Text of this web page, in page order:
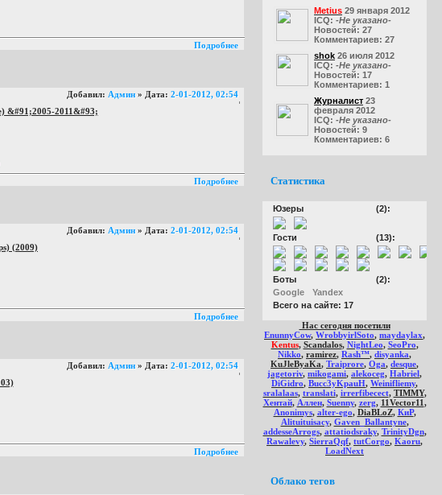
Metius 29 января 2012
ICQ: -Не указано-
Новостей: 27
Комментариев: 27
shok 26 июля 2012
ICQ: -Не указано-
Новостей: 17
Комментариев: 1
Журналист 23
февраля 2012
ICQ: -Не указано-
Новостей: 9
Комментариев: 6
Статистика
Юзеры (2):
Гости (13):
Боты
(2):
Google
Yandex
Всего на сайте: 17
Нас сегодня посетили
EnunnyCow, WrobbyirlSoto, maydaylax,
Kentus, Scandalos, NightLeo, SeoPro,
Nikko, ramirez, Rash™, disyanka,
KuJleByaKa, Traiprore, Oga, desque,
jagetoriv, mikogami, alekoceg, Habriel,
DiGidro, Bucc3yKpauH, Weinifliemy,
sralalaas, translati, irrerfibecect, TIMMY,
Хентай, Аллен, Suenny, zerg, 11Vector11,
Anonimys, alter-ego, DiaBLoZ, КиР,
Alituituisacy, Gaven_Ballantyne,
addesseArrogs, attatiodsraky, TrinityDgn,
Rawalevy, SierraQqf, tutCorgo, Kaoru,
LoadNext
Облако тегов
Подробнее
Добавил: Админ » Дата: 2-01-2012, 02:54
Подробнее
Добавил: Админ » Дата: 2-01-2012, 02:54
Подробнее
Добавил: Админ » Дата: 2-01-2012, 02:54
Подробнее